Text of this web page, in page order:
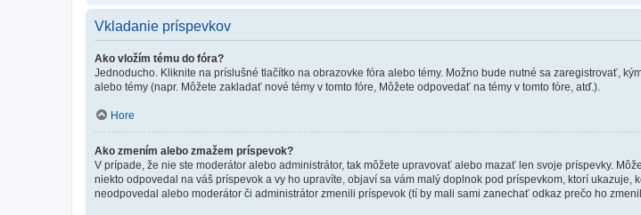
Vkladanie príspevkov
Ako vložím tému do fóra?
Jednoducho. Kliknite na príslušné tlačítko na obrazovke fóra alebo témy. Možno bude nutné sa zaregistrovať,
alebo témy (napr. Môžete zakladať nové témy v tomto fóre, Môžete odpovedať na témy v tomto fóre, atď.).
Hore
Ako zmením alebo zmažem príspevok?
V prípade, že nie ste moderátor alebo administrátor, tak môžete upravovať alebo mazať len svoje príspevky.
niekto odpovedal na váš príspevok a vy ho upravíte, objaví sa vám malý doplnok pod príspevkom, ktorí
neodpovedal alebo moderátor či administrátor zmenili príspevok (tí by mali sami zanechať odkaz prečo ho